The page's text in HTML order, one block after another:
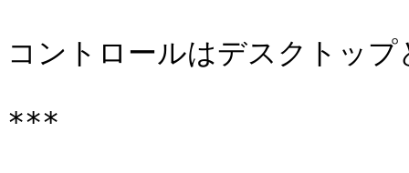
コントロールはデスクトッ
***